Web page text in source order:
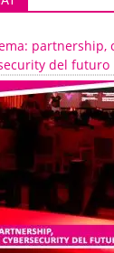
partnership,
del futuro